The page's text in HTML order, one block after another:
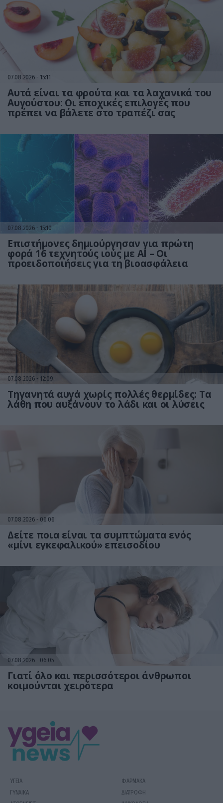
07.08.2026 15:11
Αυτά είναι τα φρούτα και τα λαχανικά του
Αυγούστου: Οι εποχικές επιλογές που
πρέπει να βάλετε στο τραπέζι σας
07.08.2026 15:10
Επιστήμονες δημιούργησαν για πρώτη
φορά 16 τεχνητούς ιούς με AI – Οι
προειδοποιήσεις για τη βιοασφάλεια
07.08.2026 12:09
Τηγανητά αυγά χωρίς πολλές θερμίδες: Τα
λάθη που αυξάνουν το λάδι και οι λύσεις
07.08.2026 06:06
Δείτε ποια είναι τα συμπτώματα ενός
«μίνι εγκεφαλικού» επεισοδίου
07.08.2026 06:05
Γιατί όλο και περισσότεροι άνθρωποι
κοιμούνται χειρότερα
ΥΓΕΙΑ
ΦΑΡΜΑΚΑ
ΓΥΝΑΙΚΑ
ΔΙΑΤΡΟΦΗ